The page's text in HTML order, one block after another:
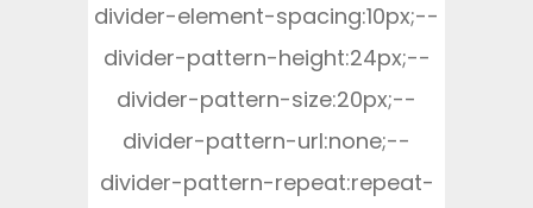
divider-element-spacing:10px;--
divider-pattern-height:24px;--
divider-pattern-size:20px;--
divider-pattern-url:none;--
divider-pattern-repeat:repeat-